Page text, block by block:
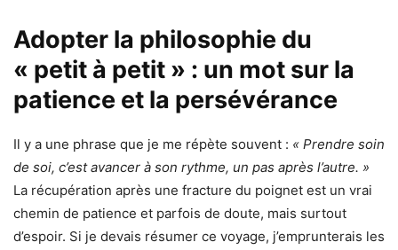
Adopter la philosophie du
« petit à petit » : un mot sur la
patience et la persévérance
Il y a une phrase que je me répète souvent : « Prendre soin
de soi, c’est avancer à son rythme, un pas après l’autre. »
La récupération après une fracture du poignet est un vrai
chemin de patience et parfois de doute, mais surtout
d’espoir. Si je devais résumer ce voyage, j’emprunterais les